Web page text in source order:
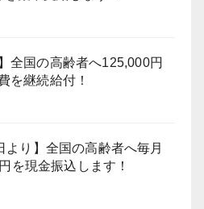
全国の高齢者へ125,000円
を継続給付！
より】全国の高齢者へ毎月
を現金振込します！